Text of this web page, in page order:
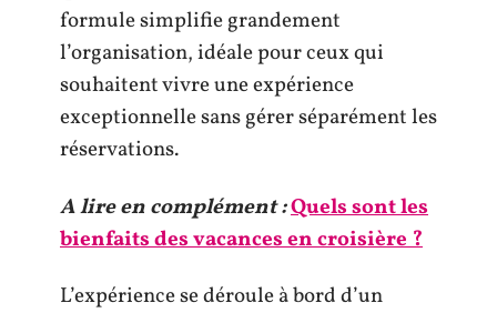
formule simplifie grandement
l’organisation, idéale pour ceux qui
souhaitent vivre une expérience
exceptionnelle sans gérer séparément les
réservations.
A lire en complément :Quels sont les
bienfaits des vacances en croisière ?
L’expérience se déroule à bord d’un